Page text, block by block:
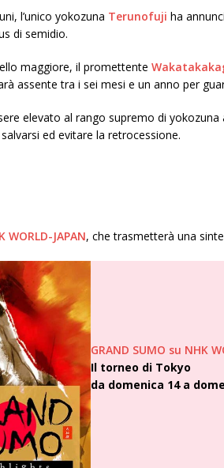
l’unico yokozuna Terunofuji ha
di semidio.
maggiore, il promettente
assente tra i sei mesi e un anno per
elevato al rango supremo di
ed evitare la retrocessione.
WORLD-JAPAN, che trasmetterà una
GRAND SUMO su NHK
Il torneo di Tokyo
da domenica 14 a